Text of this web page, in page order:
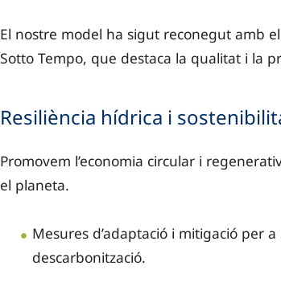
El nostre model ha sigut reconegut amb el
Sotto Tempo, que destaca la qualitat i la
Resiliència hídrica i
Promovem l’economia circular i
el planeta.
Mesures d’adaptació i mitigació per
descarbonització.